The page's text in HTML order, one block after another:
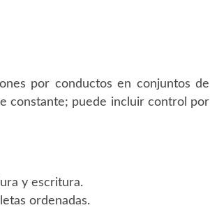
por conductos en conjuntos de
constante; puede incluir control por
y escritura.
ordenadas.